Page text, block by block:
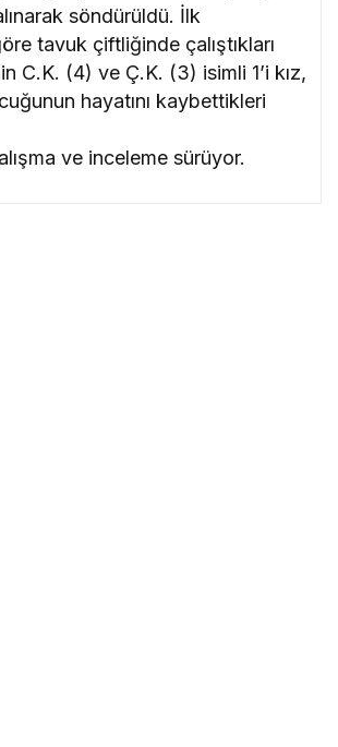
söndürüldü. İlk
tavuk çiftliğinde çalıştıkları
C.K. (4) ve Ç.K. (3) isimli 1’i kız,
hayatını kaybettikleri
ve inceleme sürüyor.